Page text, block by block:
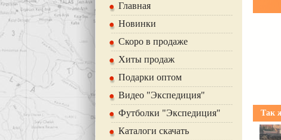
Главная
Новинки
Скоро в продаже
Хиты продаж
Подарки оптом
Видео "Экспедиция"
Футболки "Экспедиция"
Каталоги скачать
Так